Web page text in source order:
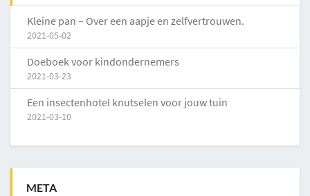
Kleine pan – Over een aapje en zelfvertrouwen.
2021-05-02
Doeboek voor kindondernemers
2021-03-23
Een insectenhotel knutselen voor jouw tuin
2021-03-10
META